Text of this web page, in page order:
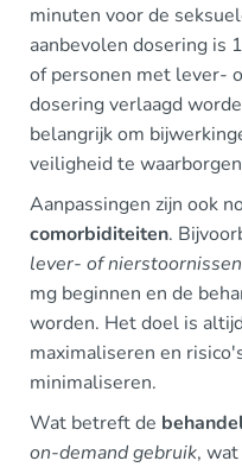
minuten voor de
aanbevolen dosering is
of personen met lever-
dosering verlaagd
belangrijk om
veiligheid te
Aanpassingen zijn ook
comorbiditeiten.
lever- of nierstoornissen
mg beginnen en de
worden. Het doel is
maximaliseren en
minimaliseren.
Wat betreft de
on-demand gebruik,